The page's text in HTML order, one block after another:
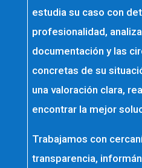
estudia su caso con
profesionalidad,
documentación y las
concretas de su
una valoración clara,
encontrar la mejor
Trabajamos con
transparencia,